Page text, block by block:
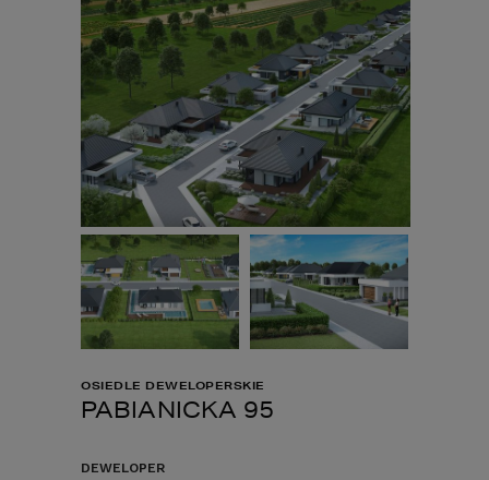
OSIEDLE DEWELOPERSKIE
PABIANICKA 95
DEWELOPER